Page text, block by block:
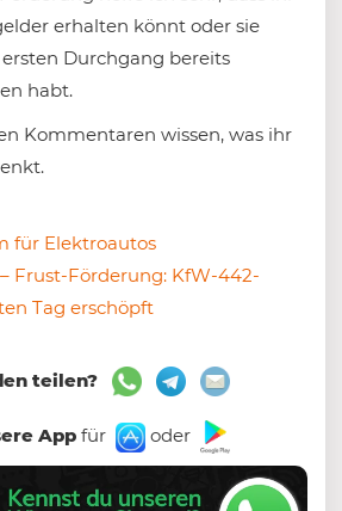
erhalten könnt oder sie
Durchgang bereits
habt.
Kommentaren wissen, was ihr
für Elektroautos
Frust-Förderung: KfW-442-
Tag erschöpft
teilen?
Appfür oder